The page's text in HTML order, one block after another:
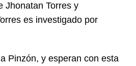
Jhonatan Torres y
es investigado por
Pinzón, y esperan con esta